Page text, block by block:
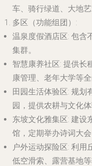
车、骑行绿道、大地艺
多区（功能组团） :
温泉度假酒店区: 包含
集群。
智慧康养社区: 提供长
康管理、老年大学等全
田园生活体验区: 规划
园，提供农耕与文化体
东坡文化雅集区: 建设
馆，定期举办诗词大
户外运动探险区: 利用
低空滑索、露营基地等